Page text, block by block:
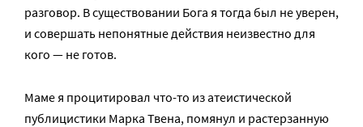
разговор. В существовании Бога я тогда был не уверен,
и совершать непонятные действия неизвестно для
кого — не готов.
Маме я процитировал что-то из атеистической
публицистики Марка Твена, помянул и растерзанную